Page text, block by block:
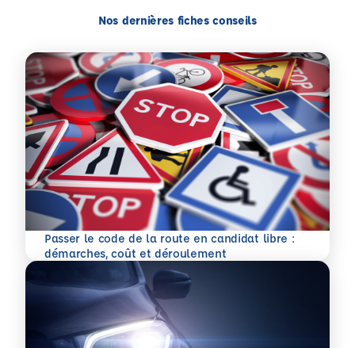
Nos dernières fiches conseils
Passer le code de la route en candidat libre :
démarches, coût et déroulement
En savoir plus